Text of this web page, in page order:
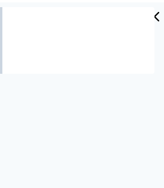
nosotros. Son los que